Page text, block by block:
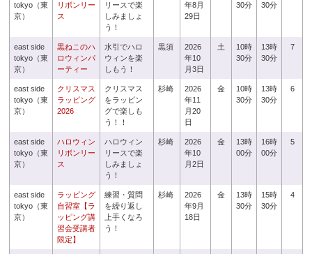
tokyo（東
京）
リボンリー
ス
リースで楽
しみましょ
う！
年8月
29日
30分
30分
east side
tokyo（東
京）
黒ねこのハ
ロウィンパ
ーティー
水引でハロ
ウィンを楽
しもう！
黒須
2026
年10
月3日
土
10時
30分
13時
30分
7
east side
tokyo（東
京）
クリスマス
ラッピング
2026
クリスマス
をラッピン
グで楽しも
う！！
杉崎
2026
年11
月20
日
金
10時
30分
13時
30分
6
east side
tokyo（東
京）
ハロウィン
リボンリー
ス
ハロウィン
リースで楽
しみましょ
う！
杉崎
2026
年10
月2日
金
13時
00分
16時
00分
5
east side
tokyo（東
京）
ラッピング
自習室【ラ
ッピング講
習会受講者
限定】
練習・質問
を繰り返し
上手くなろ
う！
杉崎
2026
年9月
18日
金
13時
30分
15時
30分
4